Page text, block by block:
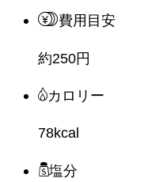
費用目安
約250円
カロリー
78kcal
塩分